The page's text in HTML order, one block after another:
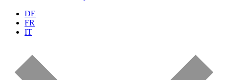
DE
FR
IT